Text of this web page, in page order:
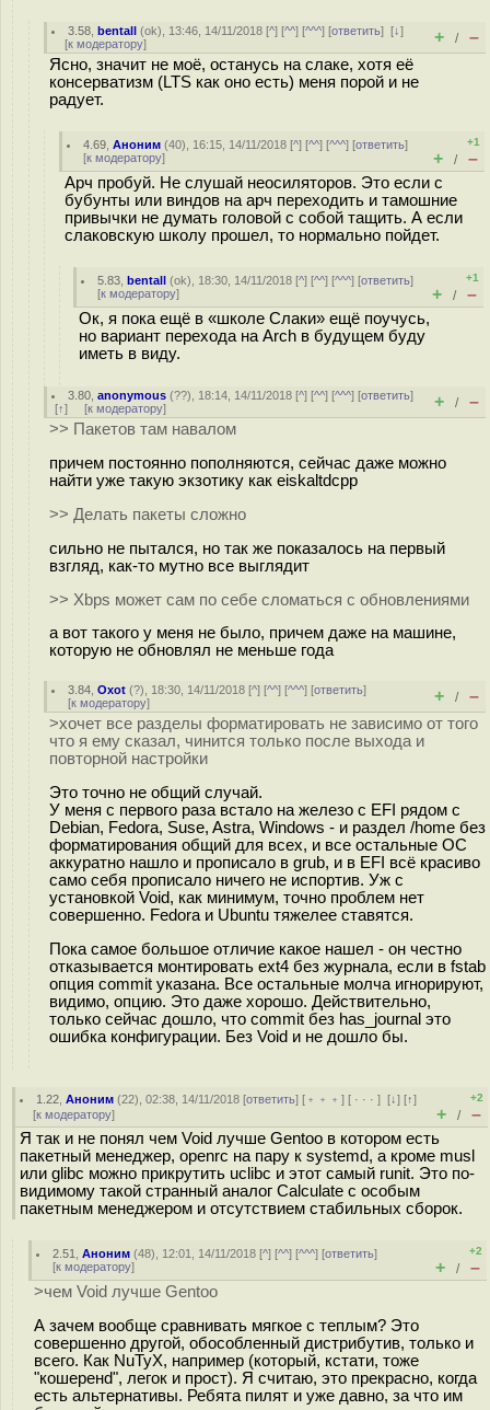
3.58 ,bentall (ok), 13:46, 14/11/2018 [^] [^^] [^^^] [ответить][↓]
[к модератору] + / –
Ясно, значит не моё, останусь на слаке, хотя её
консерватизм (LTS как оно есть) меня порой и не
радует.
4.69 ,Аноним (40), 16:15, 14/11/2018 [^] [^^] [^^^] [ответить]
[к модератору]
+1
+ / –
Арч пробуй. Не слушай неосиляторов. Это если с
бубyнты или виндов на арч переходить и тамошние
привычки не думать головой с собой тащить. А если
слаковскую школу прошел, то нормально пойдет.
5.83 ,bentall (ok), 18:30, 14/11/2018 [^] [^^] [^^^] [ответить]
[к модератору]
+1
+ / –
Ок, я пока ещё в «школе Слаки» ещё поучусь,
но вариант перехода на Arch в будущем буду
иметь в виду.
3.80 ,anonymous (??), 18:14, 14/11/2018 [^] [^^] [^^^] [ответить]
[↑] [к модератору] + / –
>> Пакетов там навалом
причем постоянно пополняются, сейчас даже можно
найти уже такую экзотику как eiskaltdcpp
>> Делать пакеты сложно
сильно не пытался, но так же показалось на первый
взгляд, как-то мутно все выглядит
>> Xbps может сам по себе сломаться с обновлениями
а вот такого у меня не было, причем даже на машине,
которую не обновлял не меньше года
3.84 ,Oxot (?), 18:30, 14/11/2018 [^] [^^] [^^^] [ответить]
[к модератору] + / –
>хочет все разделы форматировать не зависимо от того
что я ему сказал, чинится только после выхода и
повторной настройки
Это точно не общий случай.
У меня с первого раза встало на железо с EFI рядом с
Debian, Fedora, Suse, Astra, Windows - и раздел /home без
форматирования общий для всех, и все остальные ОС
аккуратно нашло и прописало в grub, и в EFI всё красиво
само себя прописало ничего не испортив. Уж с
установкой Void, как минимум, точно проблем нет
совершенно. Fedora и Ubuntu тяжелее ставятся.
Пока самое большое отличие какое нашел - он честно
отказывается монтировать ext4 без журнала, если в fstab
опция commit указана. Все остальные молча игнорируют,
видимо, опцию. Это даже хорошо. Действительно,
только сейчас дошло, что commit без has_journal это
ошибка конфигурации. Без Void и не дошло бы.
1.22 ,Аноним (22), 02:38, 14/11/2018 [ответить] [ ﹢﹢﹢] [ · · ·][↓] [↑]
[к модератору]
+2
+ / –
Я так и не понял чем Void лучше Gentoo в котором есть
пакетный менеджер, openrc на пару к systemd, а кроме musl
или glibc можно прикрутить uclibc и этот самый runit. Это по-
видимому такой странный аналог Calculate с особым
пакетным менеджером и отсутствием стабильных сборок.
2.51 ,Аноним (48), 12:01, 14/11/2018 [^] [^^] [^^^] [ответить]
[к модератору]
+2
+ / –
>чем Void лучше Gentoo
А зачем вообще сравнивать мягкое с теплым? Это
совершенно другой, обособленный дистрибутив, только и
всего. Как NuTyX, например (который, кстати, тоже
"кошеренd", легок и прост). Я считаю, это прекрасно, когда
есть альтернативы. Ребята пилят и уже давно, за что им